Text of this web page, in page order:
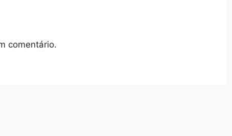
comentário.